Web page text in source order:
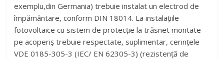
exemplu,din Germania) trebuie instalat un electrod de
împământare, conform DIN 18014. La instalațiile
fotovoltaice cu sistem de protecție la trăsnet montate
pe acoperiș trebuie respectate, suplimentar, cerințele
VDE 0185-305-3 (IEC/ EN 62305-3) (rezistență de